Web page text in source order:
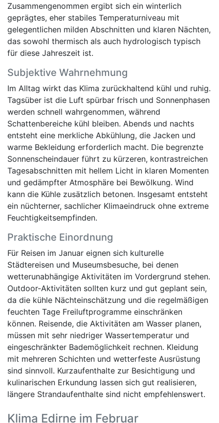
Zusammengenommen ergibt sich ein winterlich
geprägtes, eher stabiles Temperaturniveau mit
gelegentlichen milden Abschnitten und klaren Nächten,
das sowohl thermisch als auch hydrologisch typisch
für diese Jahreszeit ist.
Subjektive Wahrnehmung
Im Alltag wirkt das Klima zurückhaltend kühl und ruhig.
Tagsüber ist die Luft spürbar frisch und Sonnenphasen
werden schnell wahrgenommen, während
Schattenbereiche kühl bleiben. Abends und nachts
entsteht eine merkliche Abkühlung, die Jacken und
warme Bekleidung erforderlich macht. Die begrenzte
Sonnenscheindauer führt zu kürzeren, kontrastreichen
Tagesabschnitten mit hellem Licht in klaren Momenten
und gedämpfter Atmosphäre bei Bewölkung. Wind
kann die Kühle zusätzlich betonen. Insgesamt entsteht
ein nüchterner, sachlicher Klimaeindruck ohne extreme
Feuchtigkeitsempfinden.
Praktische Einordnung
Für Reisen im Januar eignen sich kulturelle
Städtereisen und Museumsbesuche, bei denen
wetterunabhängige Aktivitäten im Vordergrund stehen.
Outdoor-Aktivitäten sollten kurz und gut geplant sein,
da die kühle Nächteinschätzung und die regelmäßigen
feuchten Tage Freiluftprogramme einschränken
können. Reisende, die Aktivitäten am Wasser planen,
müssen mit sehr niedriger Wassertemperatur und
eingeschränkter Bademöglichkeit rechnen. Kleidung
mit mehreren Schichten und wetterfeste Ausrüstung
sind sinnvoll. Kurzaufenthalte zur Besichtigung und
kulinarischen Erkundung lassen sich gut realisieren,
längere Strandaufenthalte sind nicht empfehlenswert.
Klima Edirne im Februar